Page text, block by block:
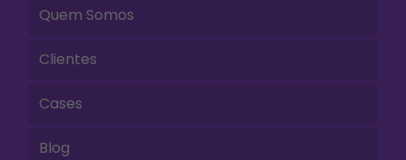
Quem Somos
Clientes
Cases
Blog